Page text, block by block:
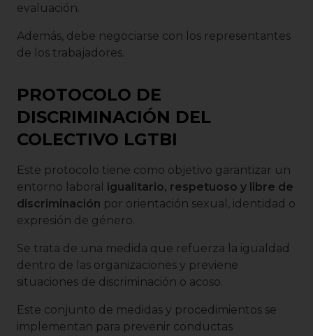
evaluación.
Además, debe negociarse con los representantes
de los trabajadores.
PROTOCOLO DE
DISCRIMINACIÓN DEL
COLECTIVO LGTBI
Este protocolo tiene como objetivo garantizar un
entorno laboral igualitario, respetuoso y libre de
discriminación por orientación sexual, identidad o
expresión de género.
Se trata de una medida que refuerza la igualdad
dentro de las organizaciones y previene
situaciones de discriminación o acoso.
Este conjunto de medidas y procedimientos se
implementan para prevenir conductas